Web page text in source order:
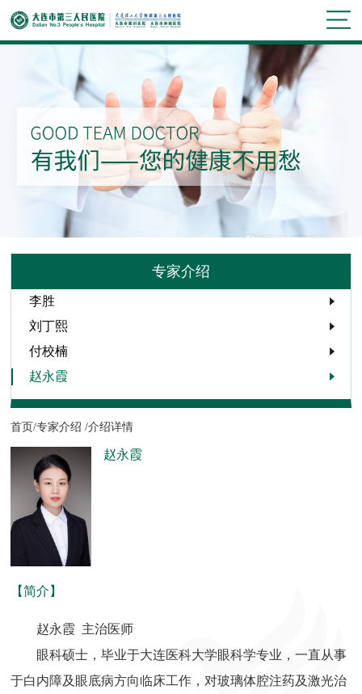
专家介绍
李胜
刘丁熙
付校楠
赵永霞
首页/专家介绍 /介绍详情
赵永霞
【简介】
赵永霞 主治医师
眼科硕士，毕业于大连医科大学眼科学专业，一直从事
于白内障及眼底病方向临床工作，对玻璃体腔注药及激光治